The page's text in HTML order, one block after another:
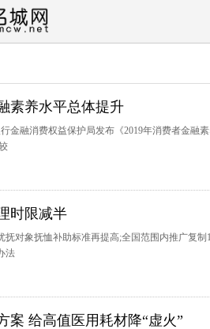
素养水平总体提升
金融消费权益保护局发布《2019年消费者金融
时限减半
抚对象抚恤补助标准再提高;全国范围内推广复
法
案 给高值医用耗材降“虚火”